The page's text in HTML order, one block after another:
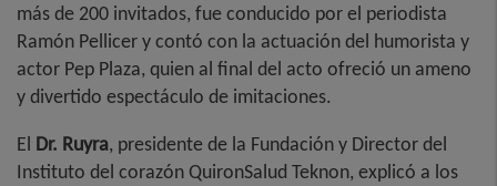
más de 200 invitados, fue conducido por el periodista
Ramón Pellicer y contó con la actuación del humorista y
actor Pep Plaza, quien al final del acto ofreció un ameno
y divertido espectáculo de imitaciones.
El Dr. Ruyra, presidente de la Fundación y Director del
Instituto del corazón QuironSalud Teknon, explicó a los